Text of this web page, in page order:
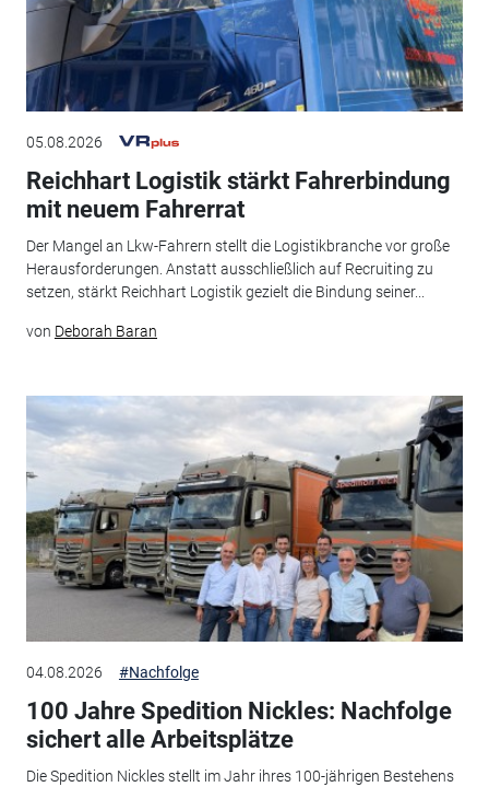
05.08.2026
Reichhart Logistik stärkt Fahrerbindung
mit neuem Fahrerrat
Der Mangel an Lkw-Fahrern stellt die Logistikbranche vor große
Herausforderungen. Anstatt ausschließlich auf Recruiting zu
setzen, stärkt Reichhart Logistik gezielt die Bindung seiner...
von Deborah Baran
04.08.2026 #Nachfolge
100 Jahre Spedition Nickles: Nachfolge
sichert alle Arbeitsplätze
Die Spedition Nickles stellt im Jahr ihres 100-jährigen Bestehens